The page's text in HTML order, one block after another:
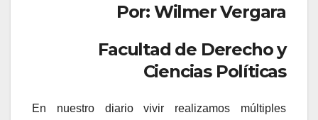
Por: Wilmer Vergara
Facultad de Derecho y
Ciencias Políticas
En nuestro diario vivir realizamos múltiples